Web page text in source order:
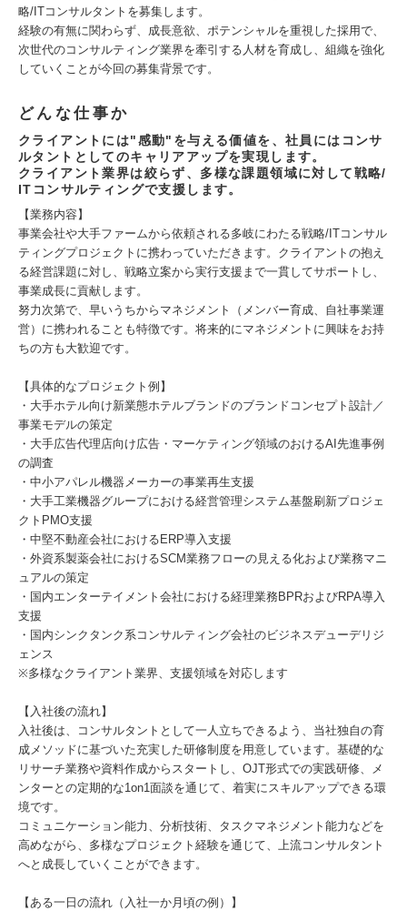
略/ITコンサルタントを募集します。
経験の有無に関わらず、成長意欲、ポテンシャルを重視した採用で、
次世代のコンサルティング業界を牽引する人材を育成し、組織を強化
していくことが今回の募集背景です。
どんな仕事か
クライアントには"感動"を与える価値を、社員にはコンサ
ルタントとしてのキャリアアップを実現します。
クライアント業界は絞らず、多様な課題領域に対して戦略/
ITコンサルティングで支援します。
【業務内容】
事業会社や大手ファームから依頼される多岐にわたる戦略/ITコンサル
ティングプロジェクトに携わっていただきます。クライアントの抱え
る経営課題に対し、戦略立案から実行支援まで一貫してサポートし、
事業成長に貢献します。
努力次第で、早いうちからマネジメント（メンバー育成、自社事業運
営）に携われることも特徴です。将来的にマネジメントに興味をお持
ちの方も大歓迎です。
【具体的なプロジェクト例】
・大手ホテル向け新業態ホテルブランドのブランドコンセプト設計／
事業モデルの策定
・大手広告代理店向け広告・マーケティング領域のおけるAI先進事例
の調査
・中小アパレル機器メーカーの事業再生支援
・大手工業機器グループにおける経営管理システム基盤刷新プロジェ
クトPMO支援
・中堅不動産会社におけるERP導入支援
・外資系製薬会社におけるSCM業務フローの見える化および業務マニ
ュアルの策定
・国内エンターテイメント会社における経理業務BPRおよびRPA導入
支援
・国内シンクタンク系コンサルティング会社のビジネスデューデリジ
ェンス
※多様なクライアント業界、支援領域を対応します
【入社後の流れ】
入社後は、コンサルタントとして一人立ちできるよう、当社独自の育
成メソッドに基づいた充実した研修制度を用意しています。基礎的な
リサーチ業務や資料作成からスタートし、OJT形式での実践研修、メ
ンターとの定期的な1on1面談を通じて、着実にスキルアップできる環
境です。
コミュニケーション能力、分析技術、タスクマネジメント能力などを
高めながら、多様なプロジェクト経験を通じて、上流コンサルタント
へと成長していくことができます。
【ある一日の流れ（入社一か月頃の例）】